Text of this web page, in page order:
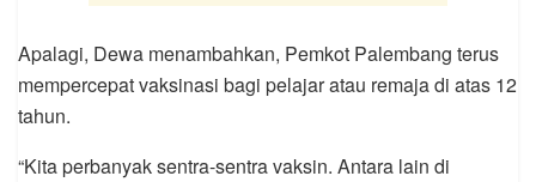
Apalagi, Dewa menambahkan, Pemkot Palembang terus
mempercepat vaksinasi bagi pelajar atau remaja di atas 12
tahun.
“Kita perbanyak sentra-sentra vaksin. Antara lain di